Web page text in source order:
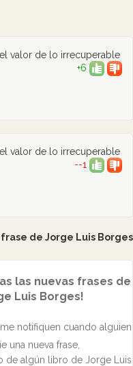
valor de lo irrecuperable
+6
valor de lo irrecuperable
--1
de Jorge Luis Borges
las nuevas frases de
Luis Borges!
notifiquen cuando alguien
una nueva frase,
de algún libro de Jorge Luis